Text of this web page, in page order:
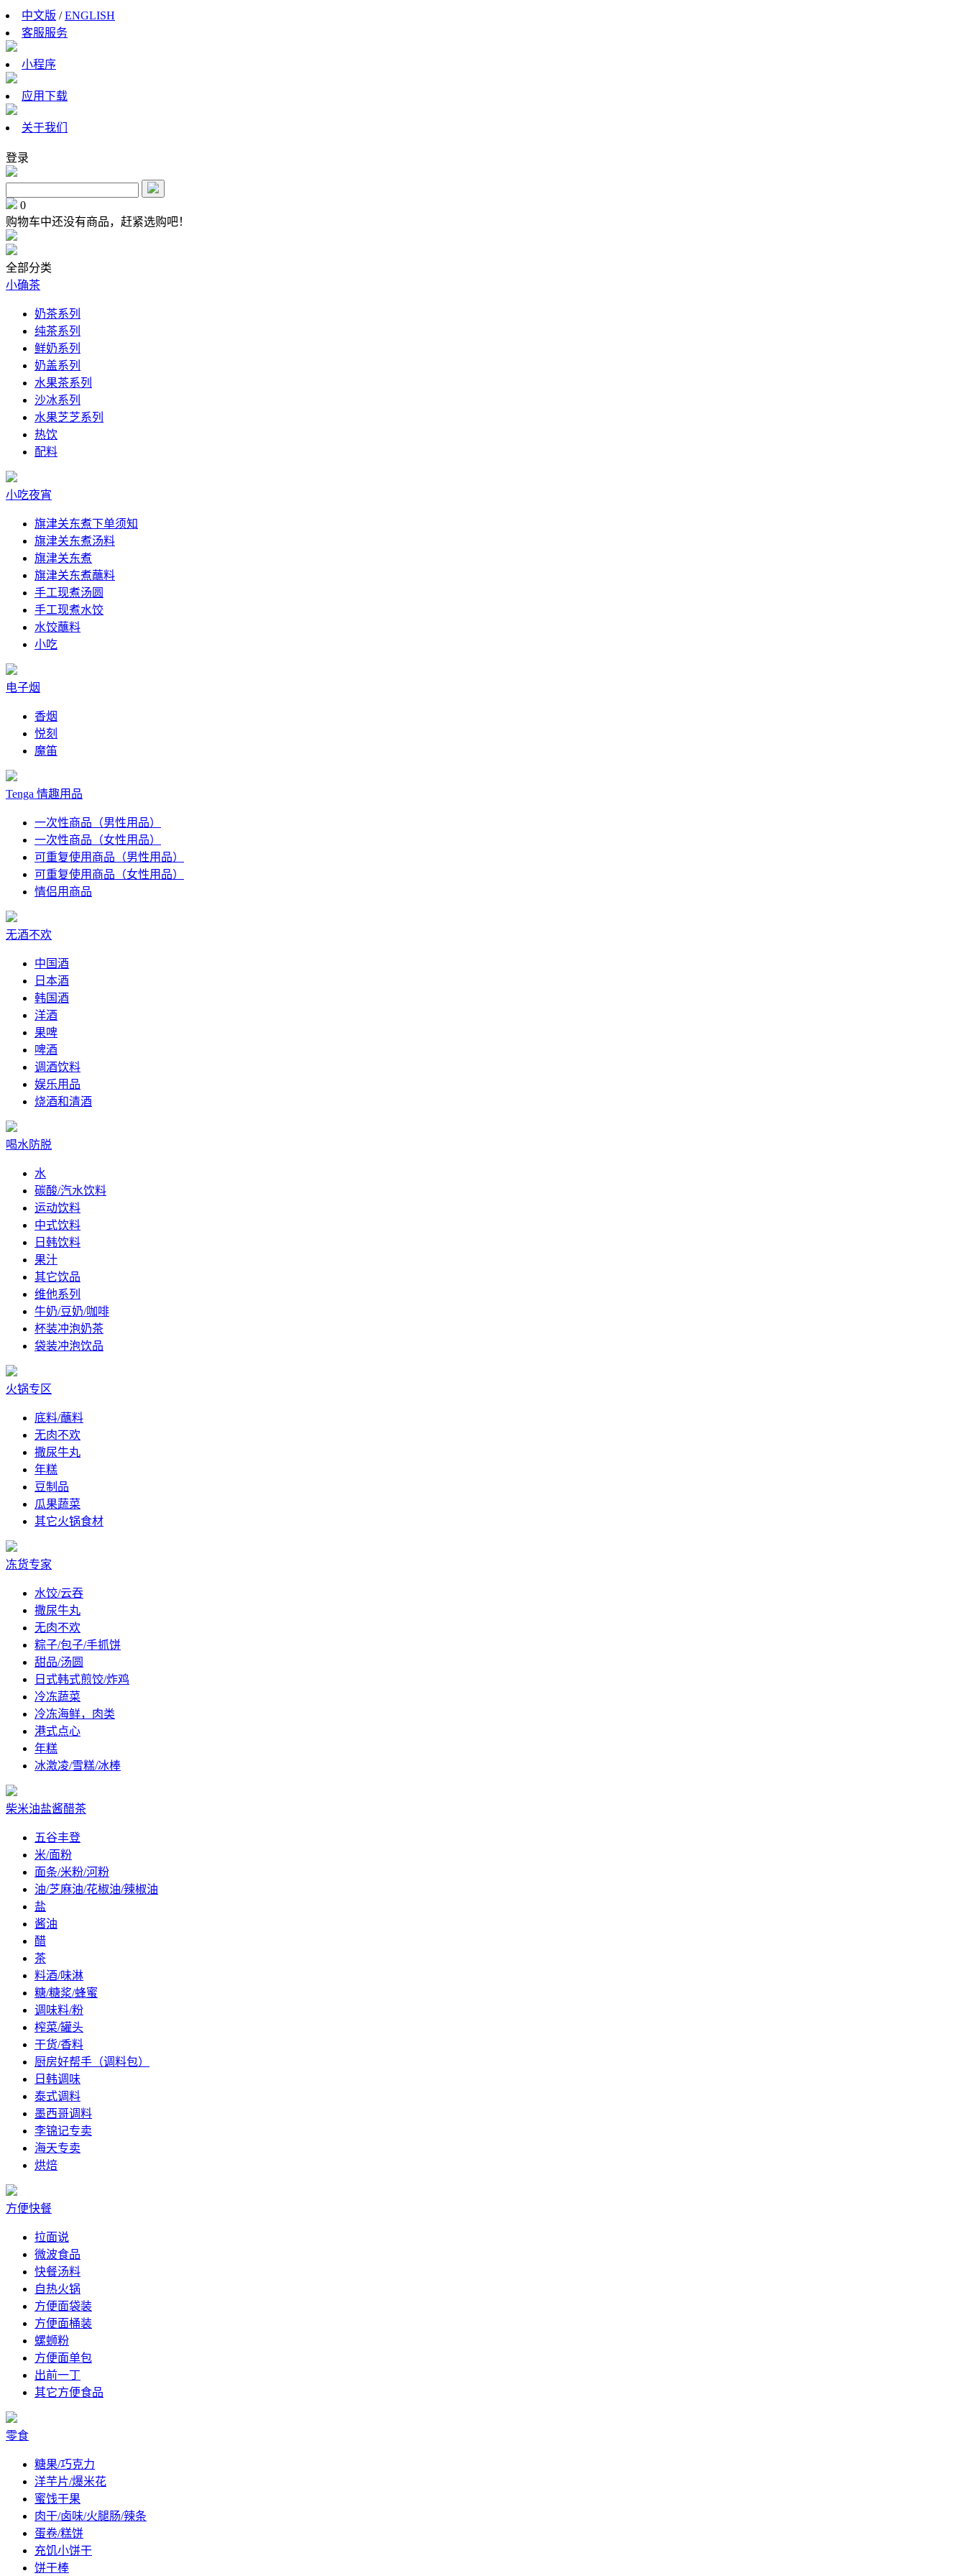
中文版 /ENGLISH
客服服务
小程序
应用下载
关于我们
登录
0
购物车中还没有商品，赶紧选购吧！
全部分类
小确茶
奶茶系列
纯茶系列
鲜奶系列
奶盖系列
水果茶系列
沙冰系列
水果芝芝系列
热饮
配料
小吃夜宵
旗津关东煮下单须知
旗津关东煮汤料
旗津关东煮
旗津关东煮蘸料
手工现煮汤圆
手工现煮水饺
水饺蘸料
小吃
电子烟
香烟
悦刻
魔笛
Tenga 情趣用品
一次性商品（男性用品）
一次性商品（女性用品）
可重复使用商品（男性用品）
可重复使用商品（女性用品）
情侣用商品
无酒不欢
中国酒
日本酒
韩国酒
洋酒
果啤
啤酒
调酒饮料
娱乐用品
烧酒和清酒
喝水防脱
水
碳酸/汽水饮料
运动饮料
中式饮料
日韩饮料
果汁
其它饮品
维他系列
牛奶/豆奶/咖啡
杯装冲泡奶茶
袋装冲泡饮品
火锅专区
底料/蘸料
无肉不欢
撒尿牛丸
年糕
豆制品
瓜果蔬菜
其它火锅食材
冻货专家
水饺/云吞
撒尿牛丸
无肉不欢
粽子/包子/手抓饼
甜品/汤圆
日式韩式煎饺/炸鸡
冷冻蔬菜
冷冻海鲜，肉类
港式点心
年糕
冰激凌/雪糕/冰棒
柴米油盐酱醋茶
五谷丰登
米/面粉
面条/米粉/河粉
油/芝麻油/花椒油/辣椒油
盐
酱油
醋
茶
料酒/味淋
糖/糖浆/蜂蜜
调味料/粉
榨菜/罐头
干货/香料
厨房好帮手（调料包）
日韩调味
泰式调料
墨西哥调料
李锦记专卖
海天专卖
烘焙
方便快餐
拉面说
微波食品
快餐汤料
自热火锅
方便面袋装
方便面桶装
螺蛳粉
方便面单包
出前一丁
其它方便食品
零食
糖果/巧克力
洋芋片/爆米花
蜜饯干果
肉干/卤味/火腿肠/辣条
蛋卷/糕饼
充饥小饼干
饼干棒